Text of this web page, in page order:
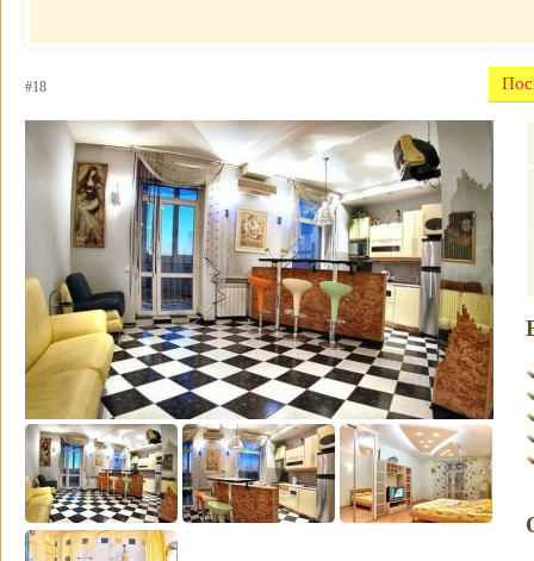
Недорогие
Номер для
Фавола Аватара
#18